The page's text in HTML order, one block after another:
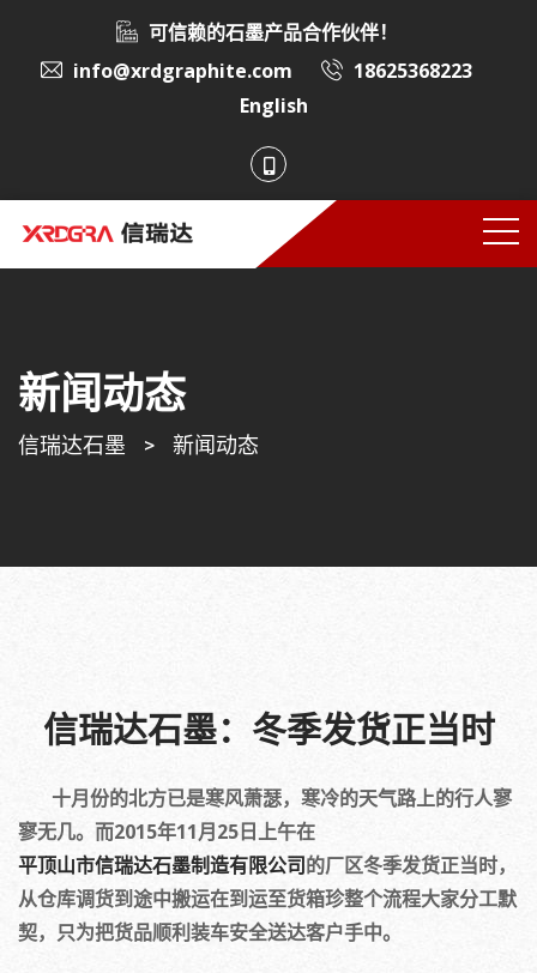
可信赖的石墨产品合作伙伴！
info@xrdgraphite.com
18625368223
English
新闻动态
信瑞达石墨 > 新闻动态
信瑞达石墨：冬季发货正当时
十月份的北方已是寒风萧瑟，寒冷的天气路上的行人寥
寥无几。而2015年11月25日上午在
平顶山市信瑞达石墨制造有限公司的厂区冬季发货正当时，
从仓库调货到途中搬运在到运至货箱珍整个流程大家分工默
契，只为把货品顺利装车安全送达客户手中。